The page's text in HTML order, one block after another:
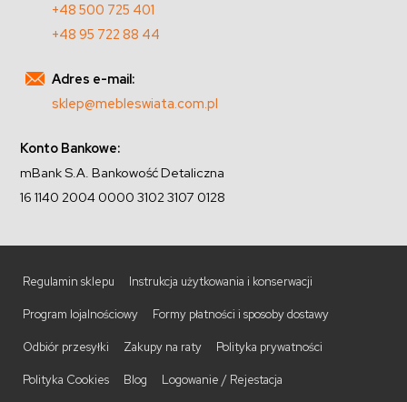
+48 500 725 401
+48 95 722 88 44
Adres e-mail:
sklep@mebleswiata.com.pl
Konto Bankowe:
mBank S.A. Bankowość Detaliczna
16 1140 2004 0000 3102 3107 0128
Regulamin sklepu Instrukcja użytkowania i konserwacji
Program lojalnościowy Formy płatności i sposoby dostawy
Odbiór przesyłki Zakupy na raty Polityka prywatności
Polityka Cookies Blog Logowanie / Rejestacja